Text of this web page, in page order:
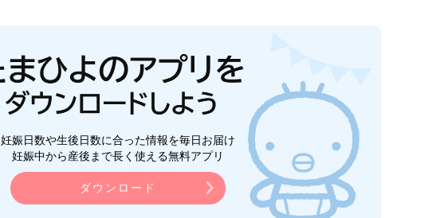
妊娠日数や生後日数に合った情報を毎日お届け
妊娠中から産後まで長く使える無料アプリ
ダウンロード